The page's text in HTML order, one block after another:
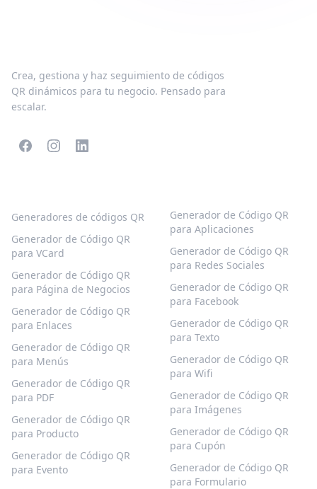
Crea, gestiona y haz seguimiento de códigos
QR dinámicos para tu negocio. Pensado para
escalar.
Generadores de códigos QR
Generador de Código QR
para VCard
Generador de Código QR
para Página de Negocios
Generador de Código QR
para Enlaces
Generador de Código QR
para Menús
Generador de Código QR
para PDF
Generador de Código QR
para Producto
Generador de Código QR
para Evento
Generador de Código QR
para Aplicaciones
Generador de Código QR
para Redes Sociales
Generador de Código QR
para Facebook
Generador de Código QR
para Texto
Generador de Código QR
para Wifi
Generador de Código QR
para Imágenes
Generador de Código QR
para Cupón
Generador de Código QR
para Formulario